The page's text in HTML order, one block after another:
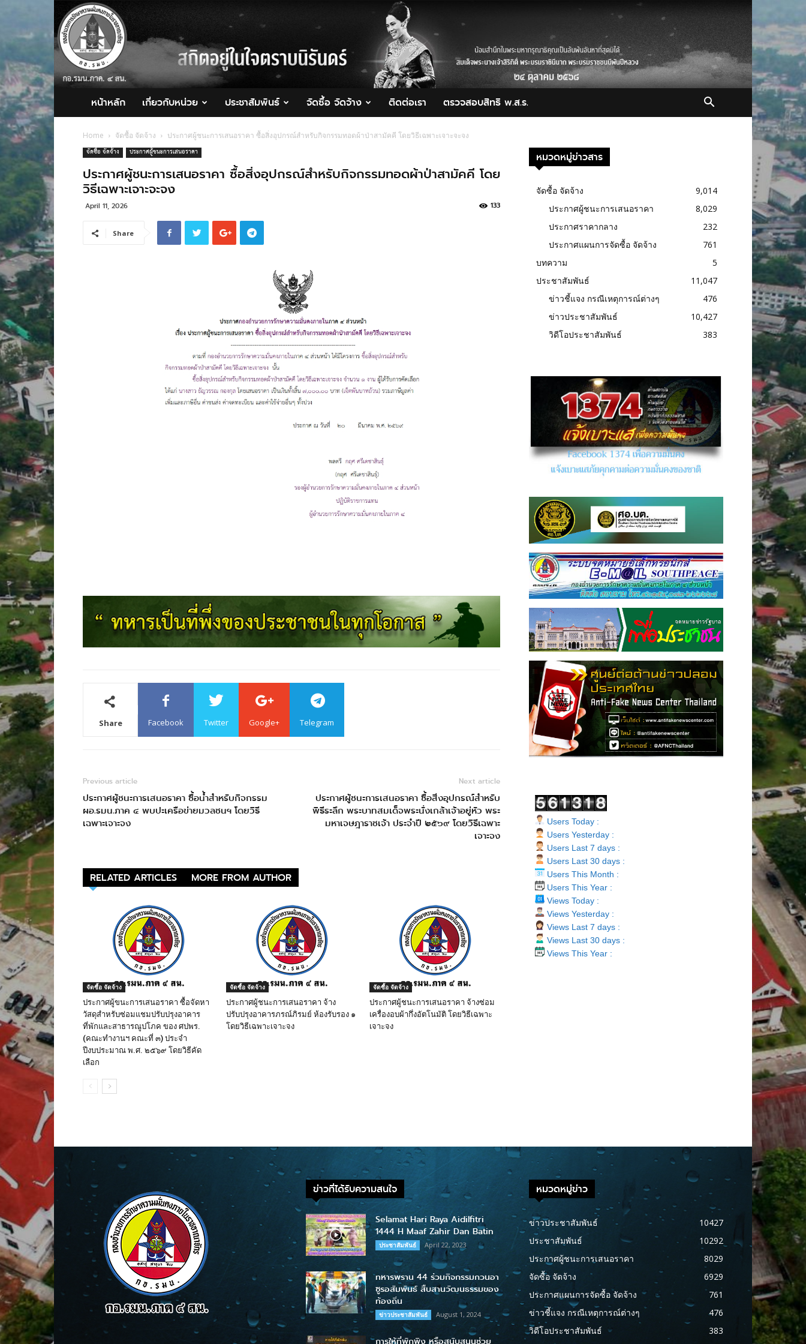
กอ.รมน.ภาค
4
สน.
หน้าหลัก เกี่ยวกับหน่วย ประชาสัมพันธ์ จัดซื้อ จัดจ้าง ติดต่อเรา ตรวจสอบสิทธิ พ.ส.ร.
Home จัดซื้อ จัดจ้าง ประกาศผู้ชนะการเสนอราคา ซื้อสิ่งอุปกรณ์สำหรับกิจกรรมทอดผ้าป่าสามัคคี โดยวิธีเฉพาะเจาะจะจง
จัดซื้อ จัดจ้าง ประกาศผู้ชนะการเสนอราคา
ประกาศผู้ชนะการเสนอราคา ซื้อสิ่งอุปกรณ์สำหรับกิจกรรมทอดผ้าป่าสามัคคี โดย
วิธีเฉพาะเจาะจะจง
April 11, 2026 133
Share
Share Facebook Twitter Google+ Telegram
Previous article
ประกาศผู้ชนะการเสนอราคา ซื้อน้ำสำหรับกิจกรรม
ผอ.รมน.ภาค ๔ พบปะเครือข่ายมวลชนฯ โดยวิธี
เฉพาะเจาะจง
Next article
ประกาศผู้ชนะการเสนอราคา ซื้อสิ่งอุปกรณ์สำหรับ
พิธีระลึก พระบาทสมเด็จพระนั่งเกล้าเจ้าอยู่หัว พระ
มหาเจษฎาราชเจ้า ประจำปี ๒๕๖๙ โดยวิธีเฉพาะ
เจาะจง
RELATED ARTICLES MORE FROM AUTHOR
จัดซื้อ จัดจ้าง
ประกาศผู้ขนะการเสนอราคา ซื้อจัดหา
วัสดุสำหรับซ่อมแชมปรับปรุงอาคาร
ที่พักและสาธารณูปโภค ของ ศปพร.
(คณะทำงานฯ คณะที่ ๓) ประจำ
ปีงบประมาณ พ.ศ. ๒๕๖๙ โดยวิธีคัด
เลือก
จัดซื้อ จัดจ้าง
ประกาศผู้ชนะการเสนอราคา จ้าง
ปรับปรุงอาคารภรณ์ภิรมย์ ห้องรับรอง ๑
โดยวิธีเฉพาะเจาะจง
จัดซื้อ จัดจ้าง
ประกาศผู้ชนะการเสนอราคา จ้างซ่อม
เครื่องอบผ้ากึ่งอัตโนมัติ โดยวิธีเฉพาะ
เจาะจง
หมวดหมู่ข่าวสาร
จัดซื้อ จัดจ้าง
9,014
ประกาศผู้ชนะการเสนอราคา
8,029
ประกาศราคากลาง
232
ประกาศแผนการจัดซื้อ จัดจ้าง
761
บทความ
5
ประชาสัมพันธ์
11,047
ข่าวชี้แจง กรณีเหตุการณ์ต่างๆ
476
ข่าวประชาสัมพันธ์
10,427
วิดีโอประชาสัมพันธ์
383
Users Today :
Users Yesterday :
Users Last 7 days :
Users Last 30 days :
Users This Month :
Users This Year :
Views Today :
Views Yesterday :
Views Last 7 days :
Views Last 30 days :
Views This Year :
ข่าวที่ได้รับความสนใจ
Selamat Hari Raya Aidilfitri
1444 H Maaf Zahir Dan Batin
ประชาสัมพันธ์ April 22, 2023
ทหารพราน 44 ร่วมกิจกรรมกวนอา
ซูรอสัมพันธ์ สืบสานวัฒนธรรมของ
ท้องถิ่น
ข่าวประชาสัมพันธ์ August 1, 2024
การให้ที่พักพิง หรือสนับสนุนช่วย
หมวดหมู่ข่าว
ข่าวประชาสัมพันธ์
10427
ประชาสัมพันธ์
10292
ประกาศผู้ชนะการเสนอราคา
8029
จัดซื้อ จัดจ้าง
6929
ประกาศแผนการจัดซื้อ จัดจ้าง
761
ข่าวชี้แจง กรณีเหตุการณ์ต่างๆ
476
วิดีโอประชาสัมพันธ์
383